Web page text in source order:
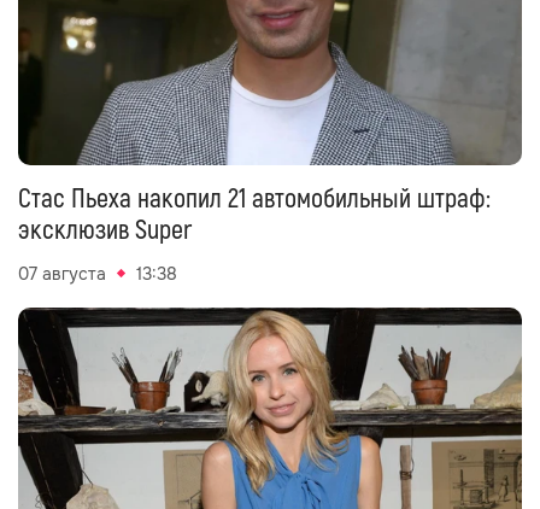
Стас Пьеха накопил 21 автомобильный штраф:
эксклюзив Super
07 августа 13:38